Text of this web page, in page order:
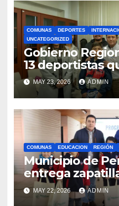
COMUNAS DEPORTES
UNCATEGORIZED
Gobierno
13 deportistas
bandera
competencias
internacionales
MAY 23, 2026 ADMIN
COMUNAS EDUCACION REGIÓN
Municipio de
entrega
estudiantes
Royalty Minero
MAY 22, 2026 ADMIN